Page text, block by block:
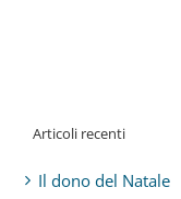
Articoli recenti
Il dono del Natale